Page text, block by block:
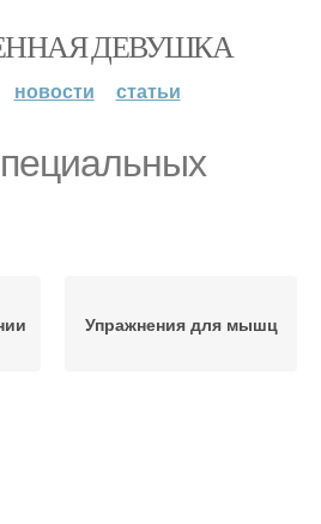
ДЕВУШКА
новости статьи
Упражнения для мышц